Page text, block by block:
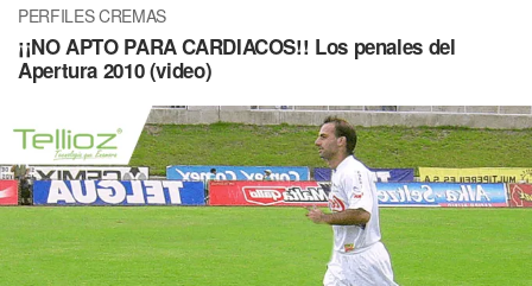
PERFILES CREMAS
¡¡NO APTO PARA CARDIACOS!! Los penales del
Apertura 2010 (video)